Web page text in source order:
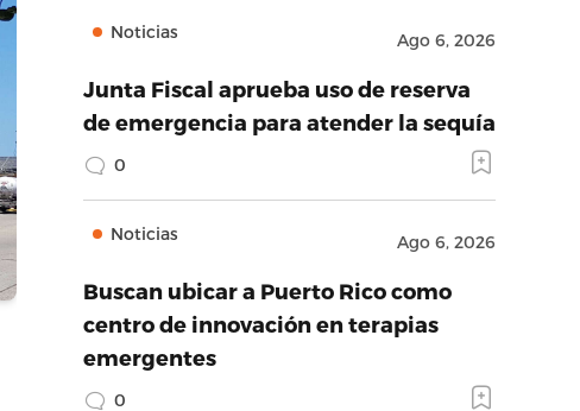
Noticias Ago 6, 2026
Junta Fiscal aprueba uso de reserva
de emergencia para atender la sequía
0
Noticias Ago 6, 2026
Buscan ubicar a Puerto Rico como
centro de innovación en terapias
emergentes
0